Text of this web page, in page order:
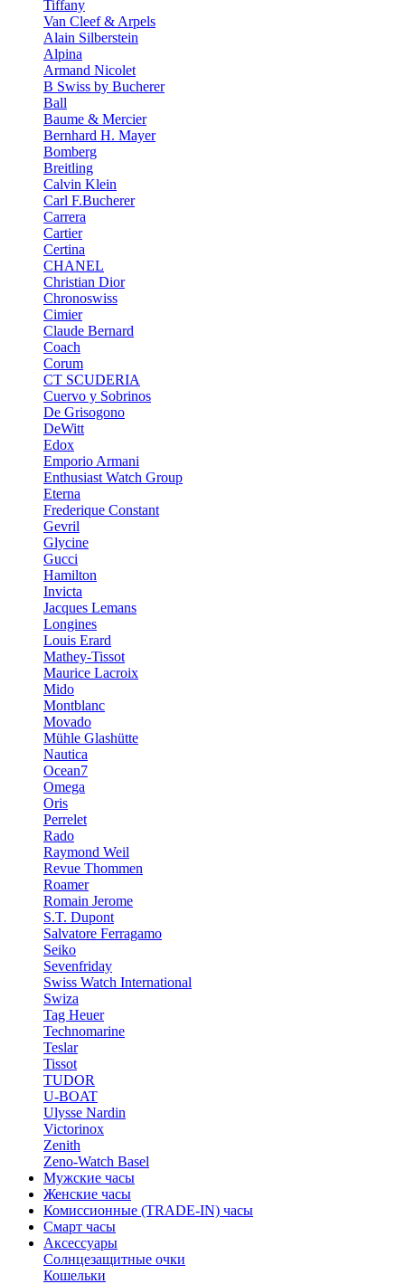
Tiffany
Van Cleef & Arpels
Alain Silberstein
Alpina
Armand Nicolet
B Swiss by Bucherer
Ball
Baume & Mercier
Bernhard H. Mayer
Bomberg
Breitling
Calvin Klein
Carl F.Bucherer
Carrera
Cartier
Certina
CHANEL
Christian Dior
Chronoswiss
Cimier
Claude Bernard
Coach
Corum
CT SCUDERIA
Cuervo y Sobrinos
De Grisogono
DeWitt
Edox
Emporio Armani
Enthusiast Watch Group
Eterna
Frederique Constant
Gevril
Glycine
Gucci
Hamilton
Invicta
Jacques Lemans
Longines
Louis Erard
Mathey-Tissot
Maurice Lacroix
Mido
Montblanc
Movado
Mühle Glashütte
Nautica
Ocean7
Omega
Oris
Perrelet
Rado
Raymond Weil
Revue Thommen
Roamer
Romain Jerome
S.T. Dupont
Salvatore Ferragamo
Seiko
Sevenfriday
Swiss Watch International
Swiza
Tag Heuer
Technomarine
Teslar
Tissot
TUDOR
U-BOAT
Ulysse Nardin
Victorinox
Zenith
Zeno-Watch Basel
Мужские часы
Женские часы
Комиссионные (TRADE-IN) часы
Смарт часы
Аксессуары
Солнцезащитные очки
Кошельки